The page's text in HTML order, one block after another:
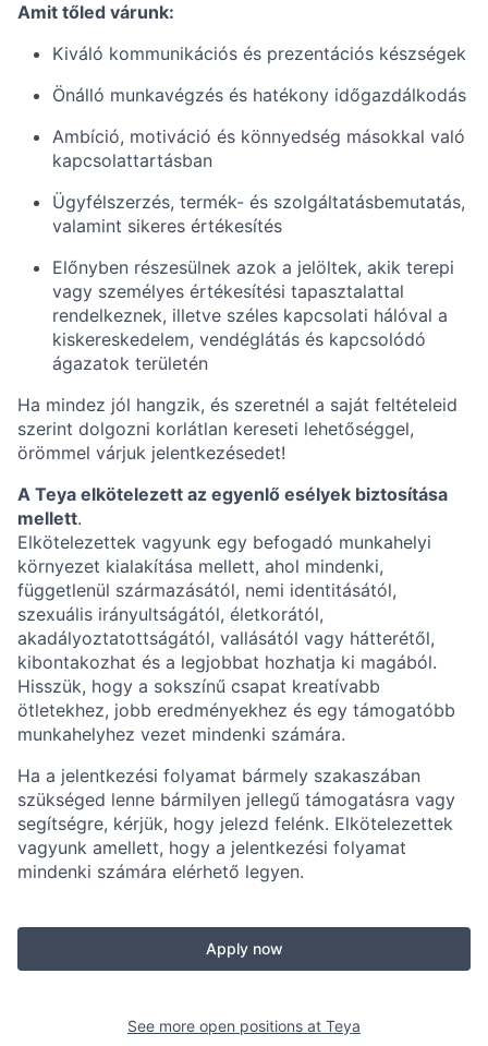
Amit tőled várunk:
Kiváló kommunikációs és prezentációs készségek
Önálló munkavégzés és hatékony időgazdálkodás
Ambíció, motiváció és könnyedség másokkal való
kapcsolattartásban
Ügyfélszerzés, termék- és szolgáltatásbemutatás,
valamint sikeres értékesítés
Előnyben részesülnek azok a jelöltek, akik terepi
vagy személyes értékesítési tapasztalattal
rendelkeznek, illetve széles kapcsolati hálóval a
kiskereskedelem, vendéglátás és kapcsolódó
ágazatok területén
Ha mindez jól hangzik, és szeretnél a saját feltételeid
szerint dolgozni korlátlan kereseti lehetőséggel,
örömmel várjuk jelentkezésedet!
A Teya elkötelezett az egyenlő esélyek biztosítása
mellett.
Elkötelezettek vagyunk egy befogadó munkahelyi
környezet kialakítása mellett, ahol mindenki,
függetlenül származásától, nemi identitásától,
szexuális irányultságától, életkorától,
akadályoztatottságától, vallásától vagy hátterétől,
kibontakozhat és a legjobbat hozhatja ki magából.
Hisszük, hogy a sokszínű csapat kreatívabb
ötletekhez, jobb eredményekhez és egy támogatóbb
munkahelyhez vezet mindenki számára.
Ha a jelentkezési folyamat bármely szakaszában
szükséged lenne bármilyen jellegű támogatásra vagy
segítségre, kérjük, hogy jelezd felénk. Elkötelezettek
vagyunk amellett, hogy a jelentkezési folyamat
mindenki számára elérhető legyen.
Apply now
See more open positions at Teya